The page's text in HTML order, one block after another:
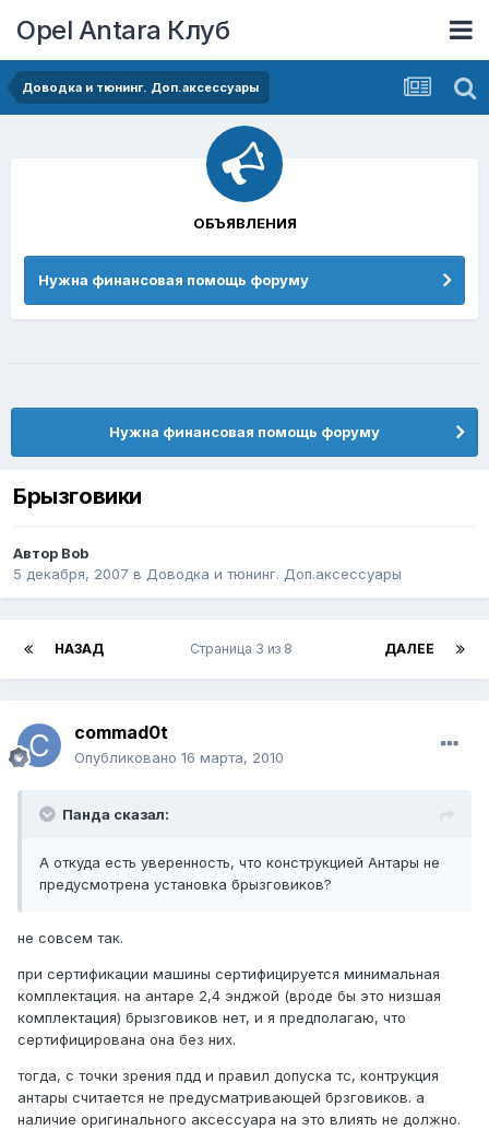
Opel Antara Клуб
Доводка и тюнинг. Доп.аксессуары
Нужна финансовая помощь форуму
Брызговики
Автор Bob
5 декабря, 2007 в Доводка и тюнинг. Доп.аксессуары
НАЗАД ДАЛЕЕ
Страница 3 из 8
commad0t
Опубликовано 16 марта, 2010
Панда сказал:
А откуда есть уверенность, что конструкцией Антары не
предусмотрена установка брызговиков?
не совсем так.
при сертификации машины сертифицируется минимальная
комплектация. на антаре 2,4 энджой (вроде бы это низшая
комплектация) брызговиков нет, и я предполагаю, что
сертифицирована она без них.
тогда, с точки зрения пдд и правил допуска тс, контрукция
антары считается не предусматривающей брзговиков. а
наличие оригинального аксессуара на это влиять не должно.
ОБЪЯВЛЕНИЯ
Нужна финансовая помощь форуму